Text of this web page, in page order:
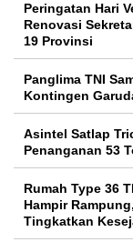
Peringatan Hari
Renovasi
19 Provinsi
Panglima TNI
Kontingen
Asintel Satlap
Penanganan 53
Rumah Type 36
Hampir
Tingkatkan